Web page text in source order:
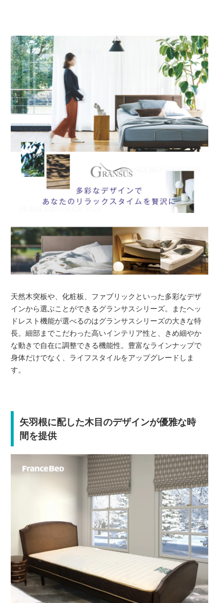
天然木突板や、化粧板、ファブリックといった多彩なデザ
インから選ぶことができるグランサスシリーズ。またヘッ
ドレスト機能が選べるのはグランサスシリーズの大きな特
長。細部までこだわった高いインテリア性と、きめ細やか
な動きで自在に調整できる機能性。豊富なラインナップで
身体だけでなく、ライフスタイルをアップグレードしま
す。
矢羽根に配した木目のデザインが優雅な時
間を提供